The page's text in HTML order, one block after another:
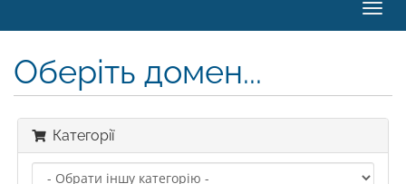
Оберіть домен...
Категорії